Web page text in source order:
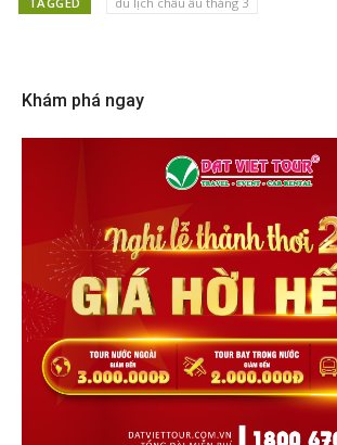
Khám phá ngay